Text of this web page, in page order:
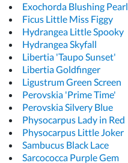
Exochorda Blushing Pearl
Ficus Little Miss Figgy
Hydrangea Little Spooky
Hydrangea Skyfall
Libertia 'Taupo Sunset'
Libertia Goldfinger
Ligustrum Green Screen
Perovskia 'Prime Time'
Perovskia Silvery Blue
Physocarpus Lady in Red
Physocarpus Little Joker
Sambucus Black Lace
Sarcococca Purple Gem